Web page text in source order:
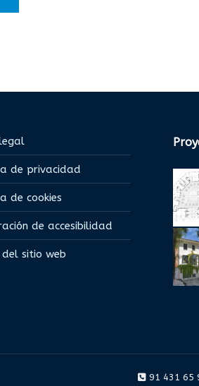
de privacidad
de cookies
de accesibilidad
sitio web
91 431 65